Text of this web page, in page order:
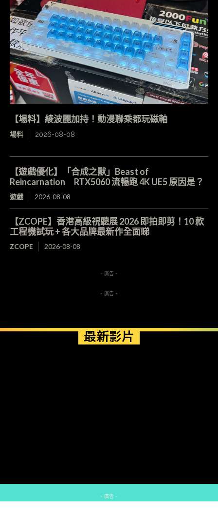
【場料】綾波麗加持！動漫聯乘都玩磁軸
場料 2026-08-08
【遊戲優化】「合成之獸」Beast of
Reincarnation RTX5060 流暢跑 4K UE5 原因是？
遊戲 2026-08-08
【ZCOPE】香港高級視聽展 2026 即拍即剪！10 款
工程機試玩 + 各大品牌最新作全面睇
ZCOPE 2026-08-08
- 廣告 -
- 廣告 -
最新影片
- 廣告 -